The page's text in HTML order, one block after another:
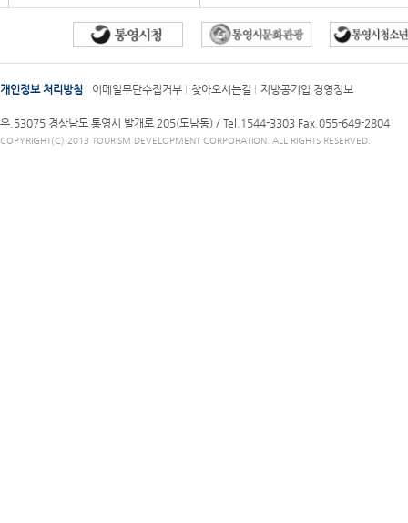
개인정보 처리방침 이메일무단수집거부 찾아오시는길 지방공기업 경영정보
우.53075 경상남도 통영시 발개로 205(도남동) / Tel.1544-3303 Fax.055-649-2804
COPYRIGHT(C) 2013 TOURISM DEVELOPMENT CORPORATION. ALL RIGHTS RESERVED.